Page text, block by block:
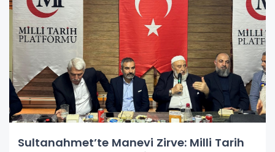
Sultanahmet’te Manevi Zirve: Milli Tarih